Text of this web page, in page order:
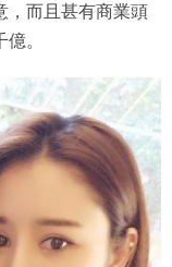
，而且甚有商業頭
。